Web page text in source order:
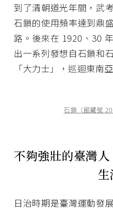
到了清朝道光年間，武
石鎖的使用頻率達到鼎
路。後來在 1920、30
出一系列發想自石鎖和
「大力士」，巡迴東南
石鎖（館藏號
不夠強壯的臺灣
生
日治時期是臺灣運動發